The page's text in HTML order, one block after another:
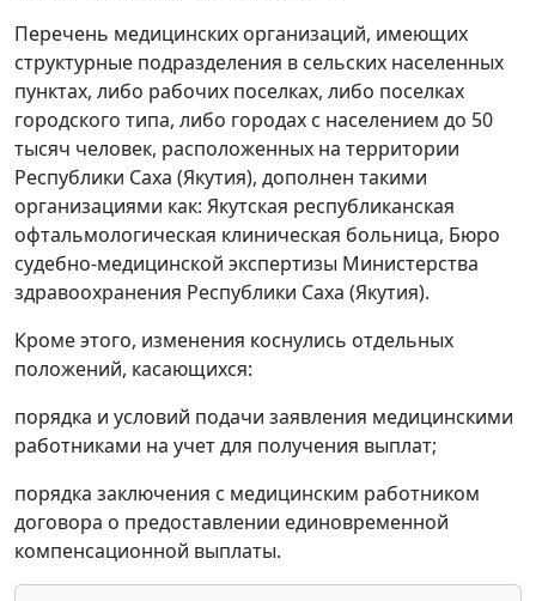
Перечень медицинских организаций, имеющих
структурные подразделения в сельских населенных
пунктах, либо рабочих поселках, либо поселках
городского типа, либо городах с населением до 50
тысяч человек, расположенных на территории
Республики Саха (Якутия), дополнен такими
организациями как: Якутская республиканская
офтальмологическая клиническая больница, Бюро
судебно-медицинской экспертизы Министерства
здравоохранения Республики Саха (Якутия).
Кроме этого, изменения коснулись отдельных
положений, касающихся:
порядка и условий подачи заявления медицинскими
работниками на учет для получения выплат;
порядка заключения с медицинским работником
договора о предоставлении единовременной
компенсационной выплаты.